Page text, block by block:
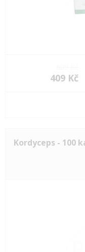
409 Kč
Kordyceps - 100